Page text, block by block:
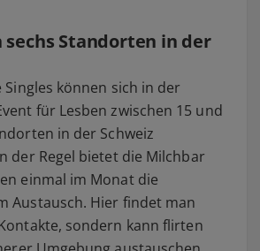
sechs Standorten in der
Singles können sich in der
für Lesben zwischen 15 und
in der Schweiz
der Regel bietet die Milchbar
einmal im Monat die
Austausch. Hier findet man
sondern kann flirten